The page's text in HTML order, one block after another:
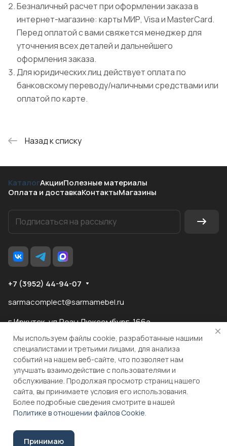
Безналичный расчет при оформлении заказа в
интернет-магазине: карты МИР, Visa и MasterCard.
Перед оплатой с вами свяжется менеджер для
уточнения всех деталей и дальнейшего
оформления заказа.
Для юридических лиц действует оплата по
банковскому переводу/наличными средствами или
оплатой по карте.
Назад к списку
КаталогАкцииПолезные материалы
Оплата и доставкаКонтактыМагазины
+7 (3952) 44-94-07
sarmacomplect@sarmamebel.ru
г.Иркутск, ул.Розы Люксембург, 166а
разработка
и продвижение сайта
© 2026 ООО "МКС" ИНН 3810055324 ОГРН 1083810004860
Мы используем файлы cookie, разработанные нашими
специалистами и третьими лицами, для анализа
событий на нашем веб-сайте, что позволяет нам
улучшать взаимодействие с пользователями и
обслуживание. Продолжая просмотр страниц нашего
сайта, вы принимаете условия его использования.
Более подробные сведения смотрите в нашей
Политике в отношении файлов Cookie.
Принимаю